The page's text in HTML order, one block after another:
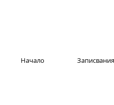
Начало Записвания